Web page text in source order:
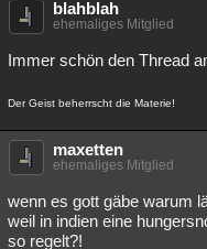
blahblah
ehemaliges Mitglied
Immer schön den Thread
Der Geist beherrscht die Materie!
maxetten
ehemaliges Mitglied
wenn es gott gäbe warum
weil in indien eine
so regelt?!